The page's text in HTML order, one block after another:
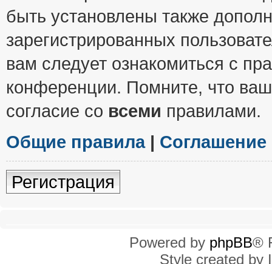
быть установлены также
зарегистрированных
вам следует ознакомиться с
конференции. Помните, что
согласие со всеми правилами.
Общие правила|
Регистрация
Powered by phpBB®
Style created by